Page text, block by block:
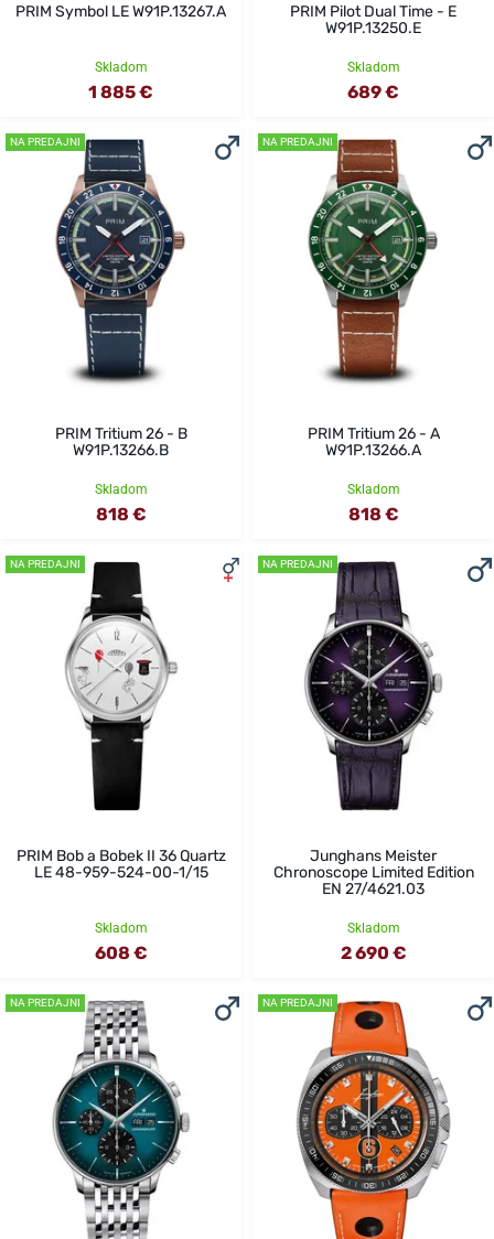
PRIM Symbol LE W91P.13267.A
Skladom
1 885 €
PRIM Pilot Dual Time - E
W91P.13250.E
Skladom
689 €
NA PREDAJNI
PRIM Tritium 26 - B
W91P.13266.B
Skladom
818 €
NA PREDAJNI
PRIM Tritium 26 - A
W91P.13266.A
Skladom
818 €
NA PREDAJNI
PRIM Bob a Bobek II 36 Quartz
LE 48-959-524-00-1/15
Skladom
608 €
NA PREDAJNI
Junghans Meister
Chronoscope Limited Edition
EN 27/4621.03
Skladom
2 690 €
NA PREDAJNI NA PREDAJNI